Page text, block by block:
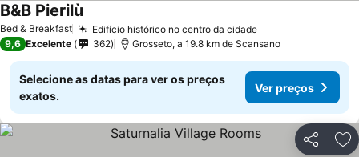
Bed & Breakfast Edifício histórico no centro da cidade
B&B Pierilù
9,6 Excelente 362 Grosseto, a 19.8 km de Scansano
Selecione as datas para ver os preços
exatos.
Ver preços
Partilhar